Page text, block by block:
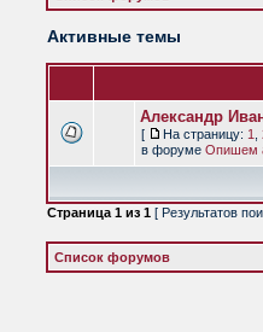
Активные темы
Александр
[ На страницу: 1
в форуме Опишем
Страница 1 из 1 [ Результатов
Список форумов